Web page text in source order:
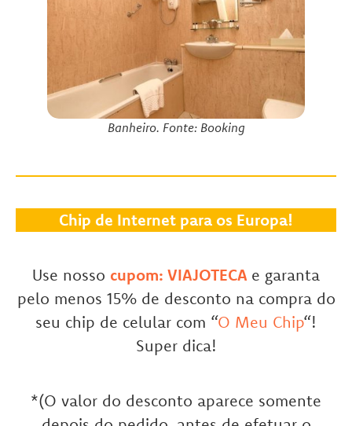
Banheiro. Fonte: Booking
Chip de Internet para os Europa!
Use nosso cupom: VIAJOTECA e garanta
pelo menos 15% de desconto na compra do
seu chip de celular com “O Meu Chip“!
Super dica!
*(O valor do desconto aparece somente